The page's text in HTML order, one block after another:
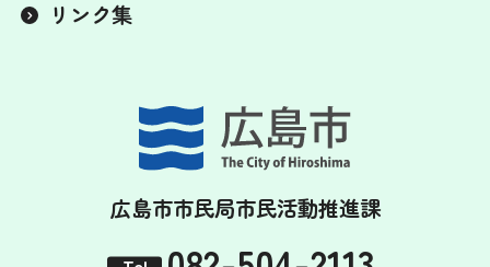
広島市市民局市民活動推進課
リンク集